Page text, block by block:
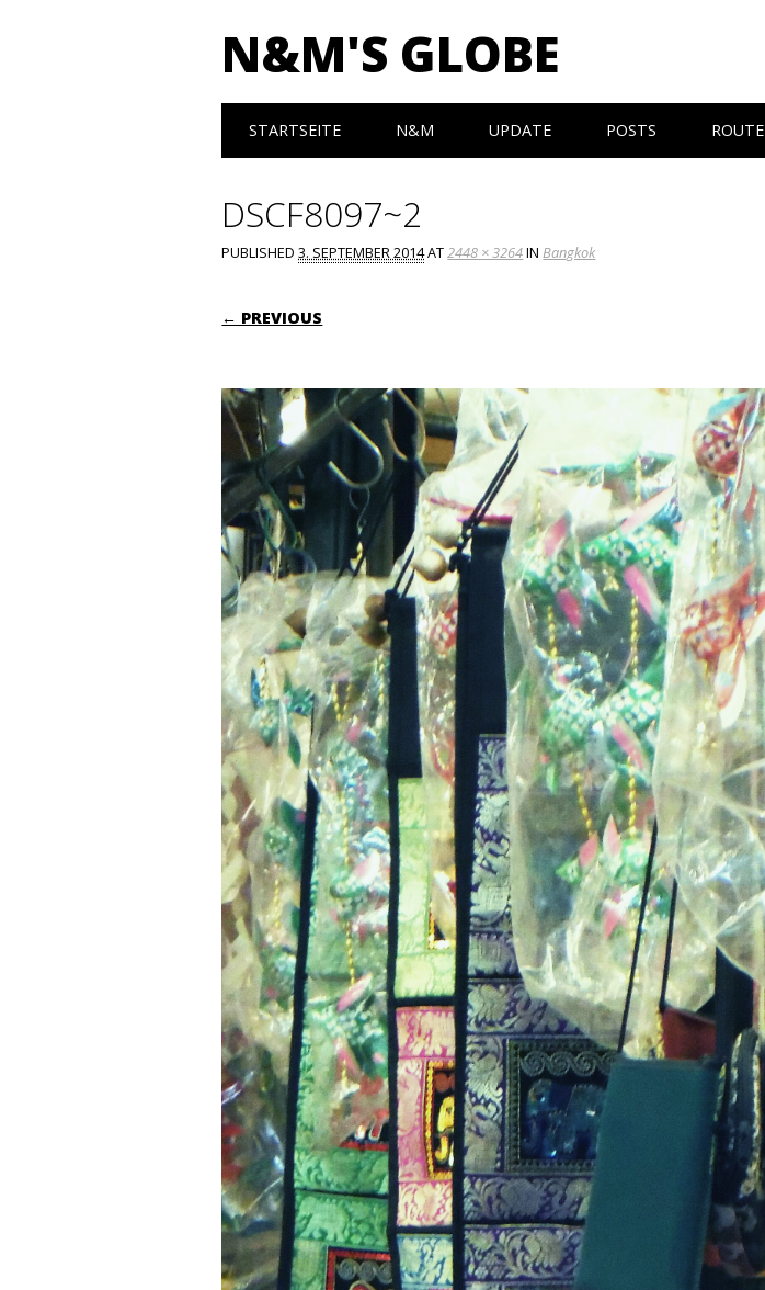
N&M'S GLOBE
Main menu
STARTSEITE N&M UPDATE POSTS ROUTE
DSCF8097~2
PUBLISHED3. SEPTEMBER 2014AT2448 × 3264INBangkok
← PREVIOUS